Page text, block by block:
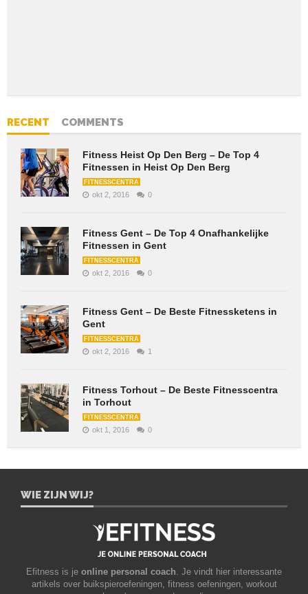
RECENT COMMENTS
Fitness Heist Op Den Berg – De Top 4
Fitnessen in Heist Op Den Berg
FITNESSCENTRA
okt 2, 2016 0
Fitness Gent – De Top 4 Onafhankelijke
Fitnessen in Gent
FITNESSCENTRA
okt 2, 2016 0
Fitness Gent – De Beste Fitnessketens in
Gent
FITNESSCENTRA
okt 2, 2016 1
Fitness Torhout – De Beste Fitnesscentra
in Torhout
FITNESSCENTRA
okt 1, 2016 0
WIE ZIJN WIJ?
Efitness is je online personal coach. Je vindt hier interessante
artikels over buikspieroefeningen, fitness oefeningen, workout